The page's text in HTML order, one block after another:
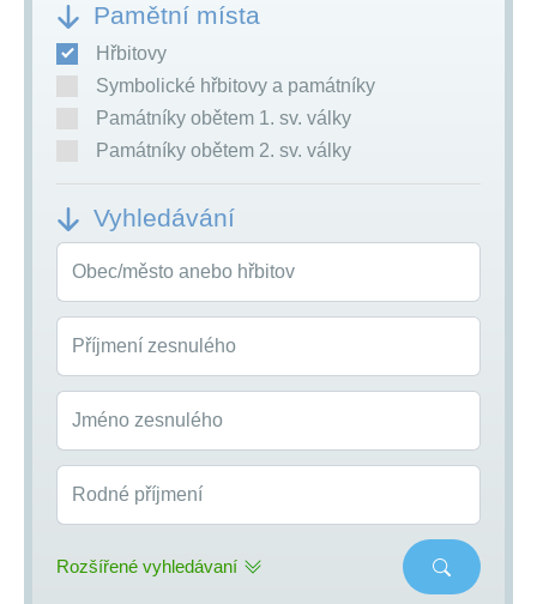
Pamětní místa
Hřbitovy
Symbolické hřbitovy a památníky
Památníky obětem 1. sv. války
Památníky obětem 2. sv. války
Vyhledávání
Obec/město anebo hřbitov
Příjmení zesnulého
Jméno zesnulého
Rodné příjmení
Rozšířené vyhledávaní